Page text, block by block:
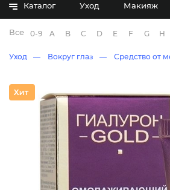
Каталог Уход Макияж
Все бренды
0-9 A B C D E F G H
Уход Вокруг глаз Средство от